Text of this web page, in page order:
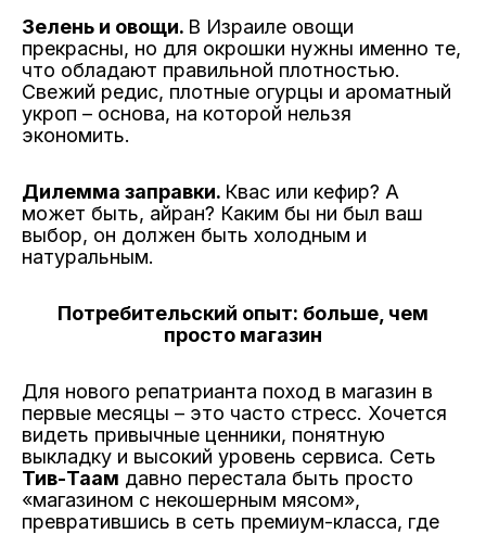
Зелень и овощи. В Израиле овощи
прекрасны, но для окрошки нужны именно те,
что обладают правильной плотностью.
Свежий редис, плотные огурцы и ароматный
укроп – основа, на которой нельзя
экономить.
Дилемма заправки. Квас или кефир? А
может быть, айран? Каким бы ни был ваш
выбор, он должен быть холодным и
натуральным.
Потребительский опыт: больше, чем
просто магазин
Для нового репатрианта поход в магазин в
первые месяцы – это часто стресс. Хочется
видеть привычные ценники, понятную
выкладку и высокий уровень сервиса. Сеть
Тив-Таам давно перестала быть просто
«магазином с некошерным мясом»,
превратившись в сеть премиум-класса, где